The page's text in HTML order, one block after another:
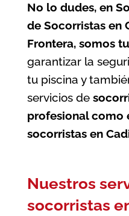
No lo dudes, en
de Socorristas en
Frontera, somos
garantizar la
tu piscina y
servicios de
profesional como
socorristas en
Nuestros
socorristas